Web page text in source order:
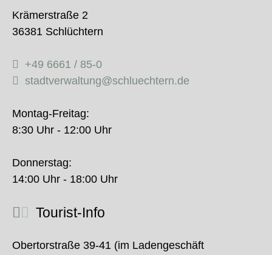
Krämerstraße 2
36381 Schlüchtern
+49 6661 / 85-0
stadtverwaltung@schluechtern.de
Montag-Freitag:
8:30 Uhr - 12:00 Uhr
Donnerstag:
14:00 Uhr - 18:00 Uhr
Tourist-Info
Obertorstraße 39-41 (im Ladengeschäft